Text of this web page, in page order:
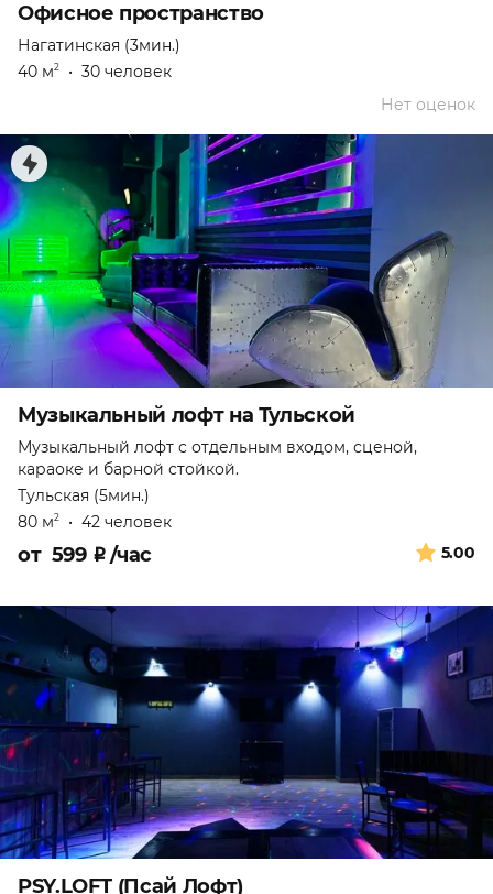
Офисное пространство
Нагатинская (3мин.)
40 м2 • 30 человек
Нет оценок
Музыкальный лофт на Тульской
Музыкальный лофт с отдельным входом, сценой,
караоке и барной стойкой.
Тульская (5мин.)
80 м2 • 42 человек
5.00
от 599 ₽/час
PSY.LOFT (Псай Лофт)